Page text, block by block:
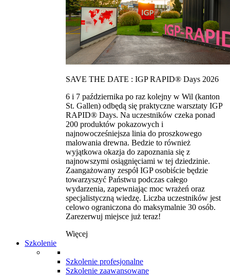
SAVE THE DATE : IGP RAPID® Days 2026
6 i 7 października po raz kolejny w Wil (kanton
St. Gallen) odbędą się praktyczne warsztaty IGP
RAPID® Days. Na uczestników czeka ponad
200 produktów pokazowych i
najnowocześniejsza linia do proszkowego
malowania drewna. Bedzie to również
wyjątkowa okazja do zapoznania się z
najnowszymi osiągnięciami w tej dziedzinie.
Zaangażowany zespół IGP osobiście będzie
towarzyszyć Państwu podczas całego
wydarzenia, zapewniając moc wrażeń oraz
specjalistyczną wiedzę. Liczba uczestników jest
celowo ograniczona do maksymalnie 30 osób.
Zarezerwuj miejsce już teraz!
Więcej
Szkolenie
Szkolenie profesjonalne
Szkolenie zaawansowane